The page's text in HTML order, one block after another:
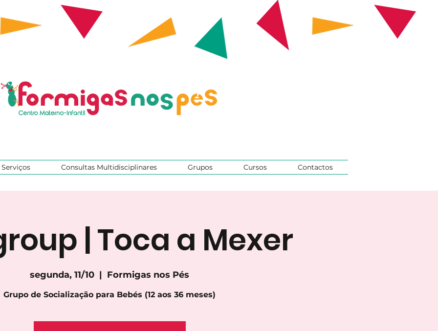
Serviços Consultas Multidisciplinares Grupos Cursos Contactos
| Toca a Mexer
segunda, 11/10
  |
Formigas nos Pés
Grupo de Socialização para Bebés (12 aos 36 meses)